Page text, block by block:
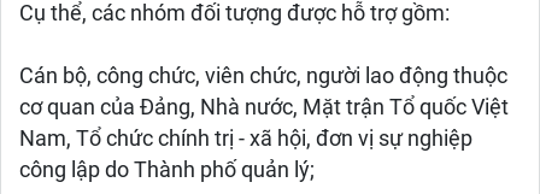
Cụ thể, các nhóm đối tượng được hỗ trợ gồm:
Cán bộ, công chức, viên chức, người lao động thuộc
cơ quan của Đảng, Nhà nước, Mặt trận Tổ quốc Việt
Nam, Tổ chức chính trị - xã hội, đơn vị sự nghiệp
công lập do Thành phố quản lý;